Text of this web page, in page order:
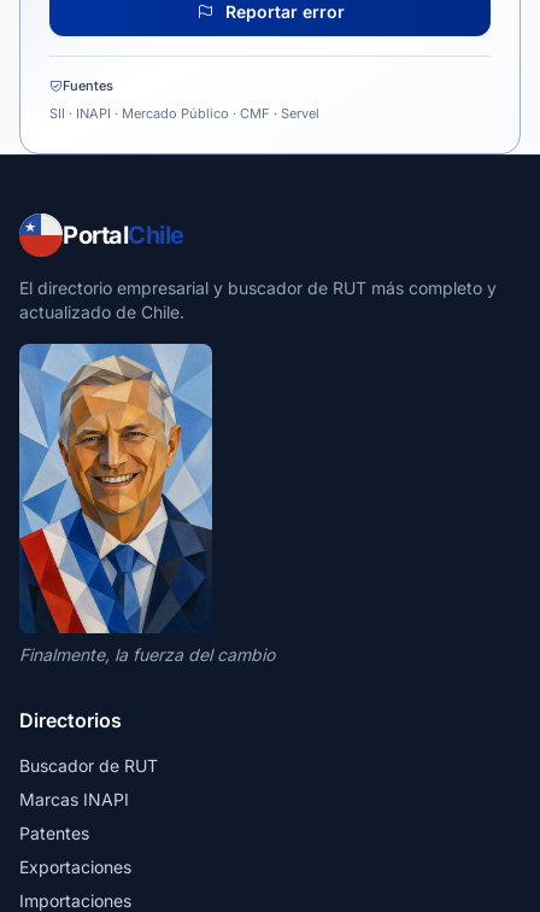
Reportar error
Fuentes
SII · INAPI · Mercado Público · CMF · Servel
PortalChile
El directorio empresarial y buscador de RUT más completo y
actualizado de Chile.
Finalmente, la fuerza del cambio
Directorios
Buscador de RUT
Marcas INAPI
Patentes
Exportaciones
Importaciones